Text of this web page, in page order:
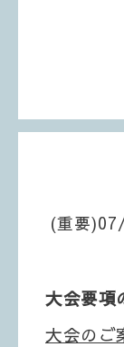
(重要
大会要項
大会のご